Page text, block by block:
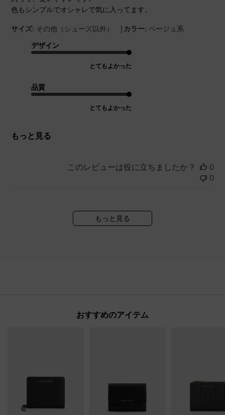
色もシンプルでオシャレで気に入ってます。
サイズ: その他（シューズ以外） | カラー: ベージュ系
デザイン
とてもよかった
品質
とてもよかった
もっと見る
このレビューは役に立ちましたか？
0
0
もっと見る
おすすめのアイテム